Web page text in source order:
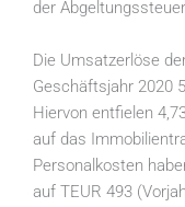
der
Die Umsatzerlöse
Geschäftsjahr 2020
Hiervon entfielen
auf das
Personalkosten
auf TEUR 493